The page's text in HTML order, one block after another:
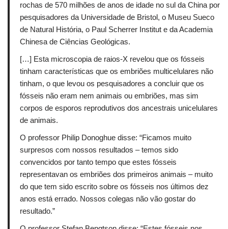
rochas de 570 milhões de anos de idade no sul da China por
pesquisadores da Universidade de Bristol, o Museu Sueco
de Natural História, o Paul Scherrer Institut e da Academia
Chinesa de Ciências Geológicas.
[…] Esta microscopia de raios-X revelou que os fósseis
tinham características que os embriões multicelulares não
tinham, o que levou os pesquisadores a concluir que os
fósseis não eram nem animais ou embriões, mas sim
corpos de esporos reprodutivos dos ancestrais unicelulares
de animais.
O professor Philip Donoghue disse: “Ficamos muito
surpresos com nossos resultados – temos sido
convencidos por tanto tempo que estes fósseis
representavan os embriões dos primeiros animais – muito
do que tem sido escrito sobre os fósseis nos últimos dez
anos está errado. Nossos colegas não vão gostar do
resultado.”